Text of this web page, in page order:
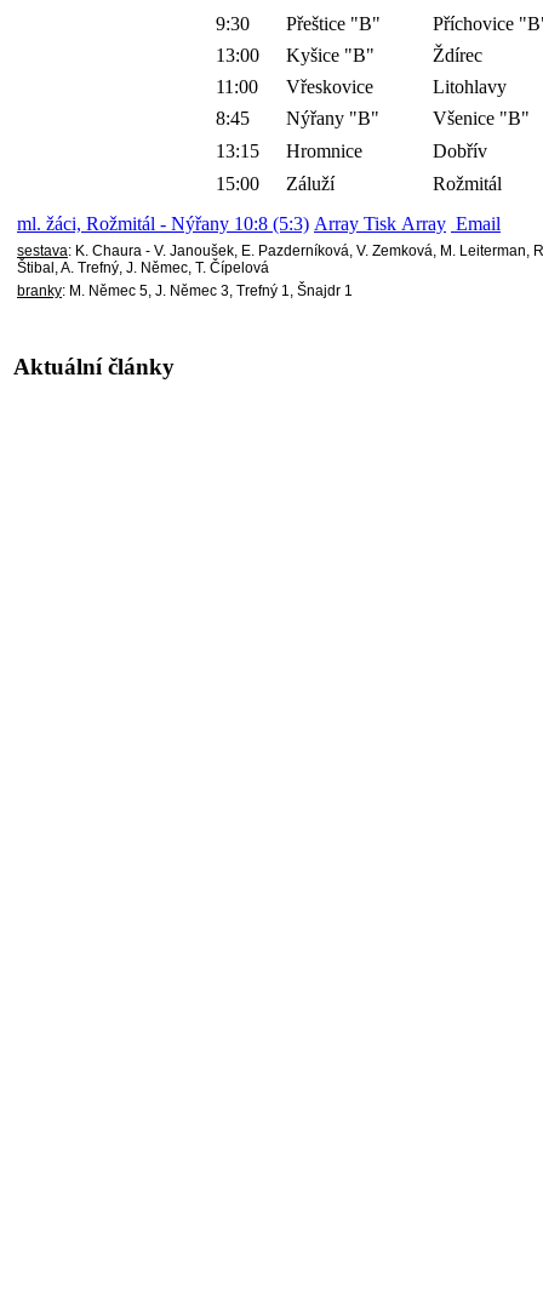
9:30 Přeštice "B"
Příchovice
13:00
Kyšice "B"
Ždírec
11:00
Vřeskovice
Litohlavy
8:45
Nýřany "B"
Všenice "B"
13:15
Hromnice
Dobřív
15:00
Záluží
Rožmitál
ml. žáci, Rožmitál - Nýřany 10:8 (5:3) Array Tisk Array Email
sestava: K. Chaura - V. Janoušek, E. Pazderníková, V. Zemková, M. Leiterman,
Štibal, A. Trefný, J. Němec, T. Čípelová
branky: M. Němec 5, J. Němec 3, Trefný 1, Šnajdr 1
Aktuální články